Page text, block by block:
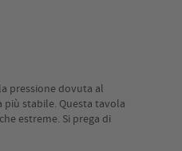
pressione dovuta al
stabile. Questa tavola
estreme. Si prega di